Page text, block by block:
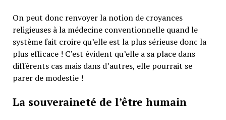
On peut donc renvoyer la notion de croyances
religieuses à la médecine conventionnelle quand le
système fait croire qu’elle est la plus sérieuse donc la
plus efficace ! C’est évident qu’elle a sa place dans
différents cas mais dans d’autres, elle pourrait se
parer de modestie !
La souveraineté de l’être humain